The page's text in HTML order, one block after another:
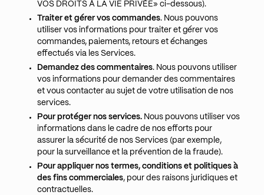
VOS DROITS À LA VIE PRIVÉE» ci-dessous).
Traiter et gérer vos commandes. Nous pouvons
utiliser vos informations pour traiter et gérer vos
commandes, paiements, retours et échanges
effectués via les Services.
Demandez des commentaires. Nous pouvons utiliser
vos informations pour demander des commentaires
et vous contacter au sujet de votre utilisation de nos
services.
Pour protéger nos services. Nous pouvons utiliser vos
informations dans le cadre de nos efforts pour
assurer la sécurité de nos Services (par exemple,
pour la surveillance et la prévention de la fraude).
Pour appliquer nos termes, conditions et politiques à
des fins commerciales, pour des raisons juridiques et
contractuelles.